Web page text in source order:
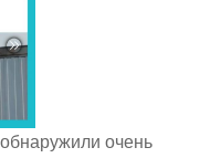
очень